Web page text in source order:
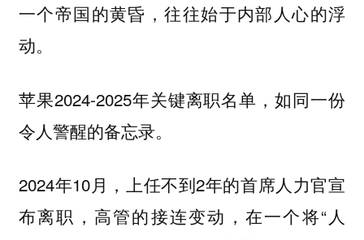
一个帝国的黄昏，往往始于内部人心的浮
动。
苹果2024-2025年关键离职名单，如同一份
令人警醒的备忘录。
2024年10月，上任不到2年的首席人力官宣
布离职，高管的接连变动，在一个将“人